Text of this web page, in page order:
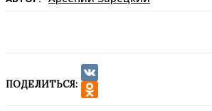
ПОДЕЛИТЬСЯ:
VK